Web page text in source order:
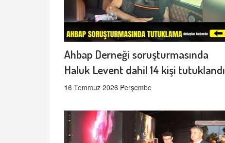
Ahbap Derneği soruşturmasında
Haluk Levent dahil 14 kişi tutuklandı
16 Temmuz 2026 Perşembe